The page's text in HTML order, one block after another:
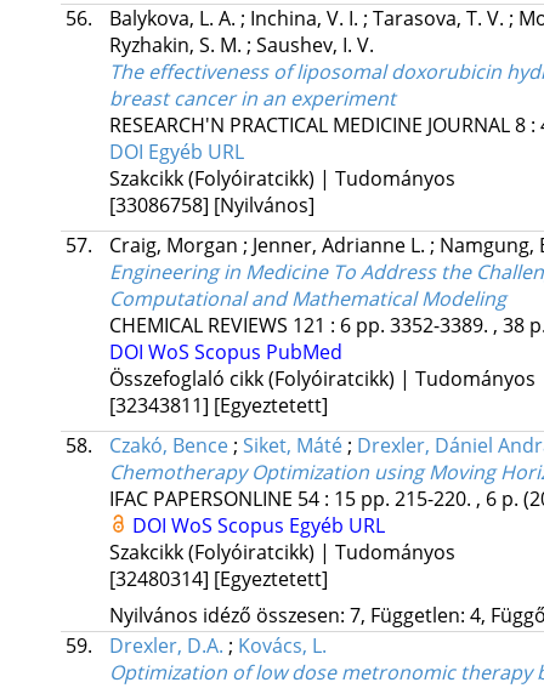
56.
Balykova, L. A. ; Inchina, V. I. ; Tarasova, T. V. ;
Ryzhakin, S. M. ; Saushev, I. V.
The effectiveness of liposomal doxorubicin
breast cancer in an experiment
RESEARCH'N PRACTICAL MEDICINE JOURNAL8:
DOI Egyéb URL
Szakcikk (Folyóiratcikk) | Tudományos
[33086758] [Nyilvános]
57.
Craig, Morgan ; Jenner, Adrianne L. ; Namgung,
Engineering in Medicine To Address the
Computational and Mathematical Modeling
CHEMICAL REVIEWS 121 : 6 pp. 3352-3389. , 38
DOI WoS Scopus PubMed
Összefoglaló cikk (Folyóiratcikk) | Tudományos
[32343811] [Egyeztetett]
58.
Czakó, Bence; Siket, Máté; Drexler, Dániel
Chemotherapy Optimization using Moving
IFAC PAPERSONLINE 54: 15 pp. 215-220. , 6 p.
DOI WoS Scopus Egyéb URL
Szakcikk (Folyóiratcikk) | Tudományos
[32480314] [Egyeztetett]
Nyilvános idéző összesen: 7, Független: 4,
59.
Drexler, D.A. ; Kovács, L.
Optimization of low dose metronomic therapy